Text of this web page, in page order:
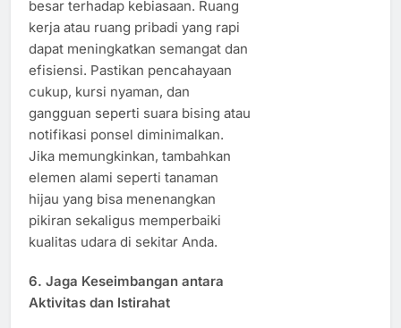
besar terhadap kebiasaan. Ruang
kerja atau ruang pribadi yang rapi
dapat meningkatkan semangat dan
efisiensi. Pastikan pencahayaan
cukup, kursi nyaman, dan
gangguan seperti suara bising atau
notifikasi ponsel diminimalkan.
Jika memungkinkan, tambahkan
elemen alami seperti tanaman
hijau yang bisa menenangkan
pikiran sekaligus memperbaiki
kualitas udara di sekitar Anda.
6. Jaga Keseimbangan antara
Aktivitas dan Istirahat